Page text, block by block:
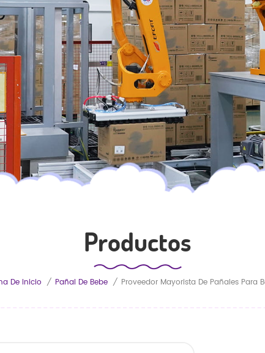
Productos
De Inicio / Pañal De Bebe /